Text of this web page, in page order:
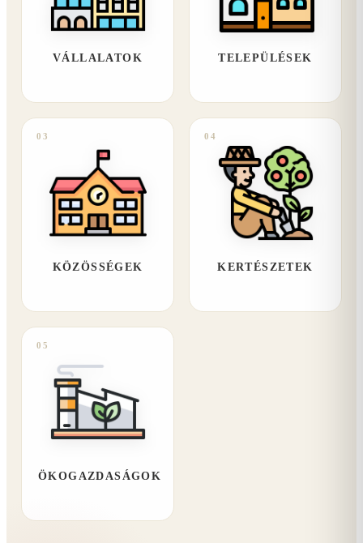
VÁLLALATOK TELEPÜLÉSEK
03
KÖZÖSSÉGEK
04
KERTÉSZETEK
05
ÖKOGAZDASÁGOK